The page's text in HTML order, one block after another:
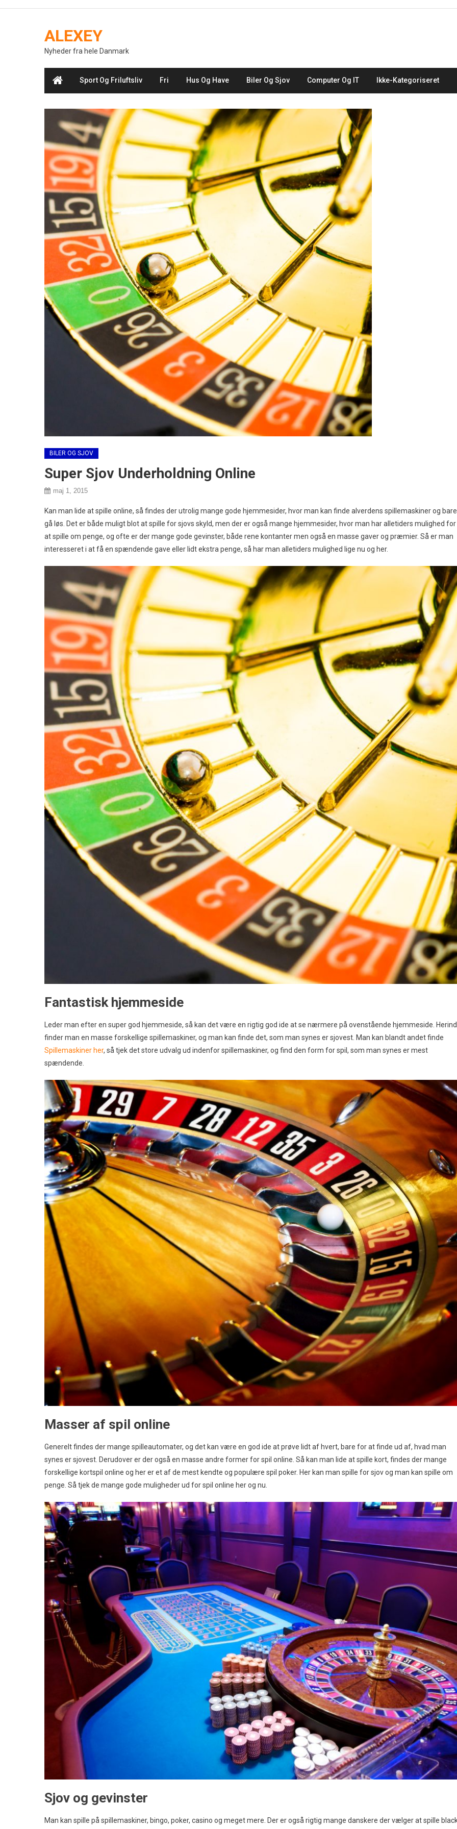
ALEXEY
Nyheder fra hele Danmark
Sport Og Friluftsliv Fri Hus Og Have Biler Og Sjov Computer Og IT Ikke-Kategoriseret
BILER OG SJOV
Super Sjov Underholdning Online
maj 1, 2015
Kan man lide at spille online, så findes der utrolig mange gode hjemmesider, hvor man kan finde alverdens spillemaskiner og bare
gå løs. Det er både muligt blot at spille for sjovs skyld, men der er også mange hjemmesider, hvor man har alletiders mulighed for
at spille om penge, og ofte er der mange gode gevinster, både rene kontanter men også en masse gaver og præmier. Så er man
interesseret i at få en spændende gave eller lidt ekstra penge, så har man alletiders mulighed lige nu og her.
Fantastisk hjemmeside
Leder man efter en super god hjemmeside, så kan det være en rigtig god ide at se nærmere på ovenstående hjemmeside.
finder man en masse forskellige spillemaskiner, og man kan finde det, som man synes er sjovest. Man kan blandt andet finde
Spillemaskiner her, så tjek det store udvalg ud indenfor spillemaskiner, og find den form for spil, som man synes er mest
spændende.
Masser af spil online
Generelt findes der mange spilleautomater, og det kan være en god ide at prøve lidt af hvert, bare for at finde ud af, hvad man
synes er sjovest. Derudover er der også en masse andre former for spil online. Så kan man lide at spille kort, findes der mange
forskellige kortspil online og her er et af de mest kendte og populære spil poker. Her kan man spille for sjov og man kan spille om
penge. Så tjek de mange gode muligheder ud for spil online her og nu.
Sjov og gevinster
Man kan spille på spillemaskiner, bingo, poker, casino og meget mere. Der er også rigtig mange danskere der vælger at spille